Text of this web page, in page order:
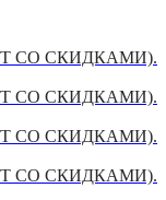
СО СКИДКАМИ).
СО СКИДКАМИ).
СО СКИДКАМИ).
СО СКИДКАМИ).